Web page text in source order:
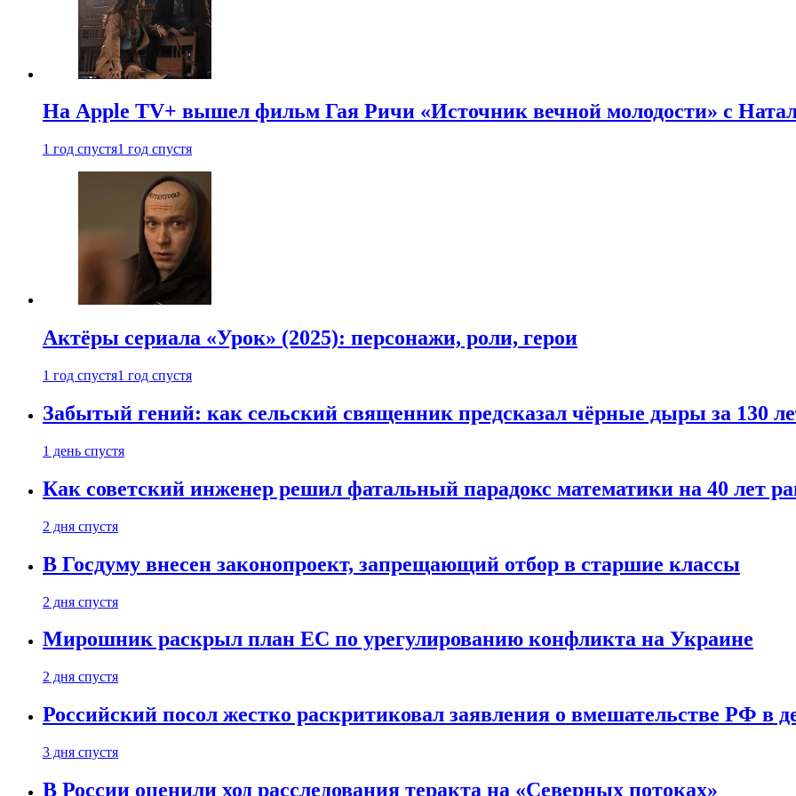
На Apple TV+ вышел фильм Гая Ричи «Источник вечной молодости» с
1 год спустя1 год спустя
Актёры сериала «Урок» (2025): персонажи, роли, герои
1 год спустя1 год спустя
Забытый гений: как сельский священник предсказал чёрные дыры за 130
1 день спустя
Как советский инженер решил фатальный парадокс математики на 40 лет
2 дня спустя
В Госдуму внесен законопроект, запрещающий отбор в старшие классы
2 дня спустя
Мирошник раскрыл план ЕС по урегулированию конфликта на Украине
2 дня спустя
Российский посол жестко раскритиковал заявления о вмешательстве РФ в
3 дня спустя
В России оценили ход расследования теракта на «Северных потоках»